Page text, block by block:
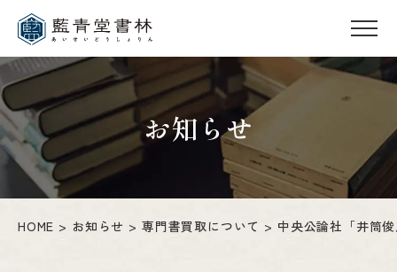
お知らせ
HOME お知らせ 専門書買取について 中央公論社「井筒